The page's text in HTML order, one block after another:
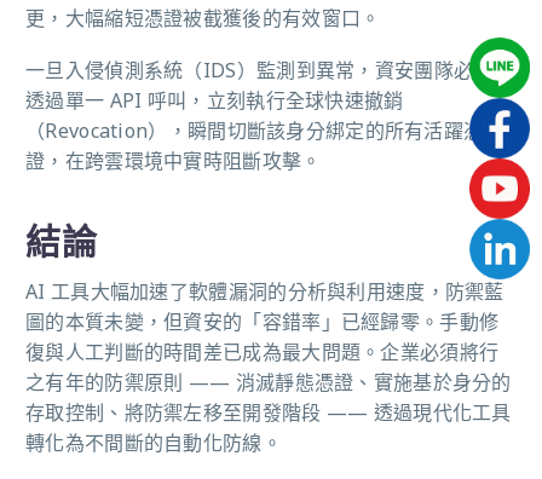
更，大幅縮短憑證被截獲後的有效窗口。
一旦入侵偵測系統（IDS）監測到異常，資安團隊必須能
透過單一 API 呼叫，立刻執行全球快速撤銷
（Revocation），瞬間切斷該身分綁定的所有活躍憑
證，在跨雲環境中實時阻斷攻擊。
結論
AI 工具大幅加速了軟體漏洞的分析與利用速度，防禦藍
圖的本質未變，但資安的「容錯率」已經歸零。手動修
復與人工判斷的時間差已成為最大問題。企業必須將行
之有年的防禦原則 —— 消滅靜態憑證、實施基於身分的
存取控制、將防禦左移至開發階段 —— 透過現代化工具
轉化為不間斷的自動化防線。